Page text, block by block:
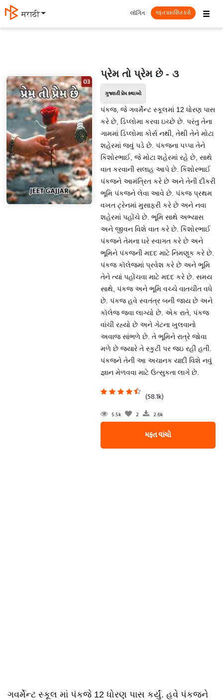
मराठी ☰
લૉગિન મફત પ્રકાશિત કરો
પ્રેમ તો પ્રેમ છે - ૩
ગુજરાતી પ્રેમ કથાઓ
પંકજ, જે ગવર્મેન્ટ સ્કૂલમાં 12 ધોરણ પાસ
કરે છે, ડિપ્લોમા કરવા ઇચ્છે છે. પરંતુ તેના
ગામમાં ડિપ્લોમા કોર્સ નથી, તેથી તેને મોટા
શહેરમાં જવું પડે છે. પંકજના પપ્પા તેને
કિશોરભાઈ, જે મોટા શહેરમાં રહે છે, સાથે
વાત કરવાની સલાહ આપે છે. કિશોરભાઈ
પંકજને આમંત્રિત કરે છે અને તેની દીકરી
ભૂમિ પંકજને લેવા આવે છે. પંકજ પ્રથમ
વખત ટ્રેનમાં મુસાફરી કરે છે અને નવા
શહેરમાં પહોંચે છે. ભૂમિ સાથે અભ્યાસ
અને જીવન વિશે વાત કરે છે. કિશોરભાઈ
પંકજને તેમના ઘરે સ્વાગત કરે છે અને
ભૂમિને પંકજની મદદ માટે નિમણૂક કરે છે.
પંકજ કૉલેજમાં પ્રવેશ કરે છે અને ભૂમિ
તેને ત્યાં પહોંચવા માટે મદદ કરે છે. સમય
સાથે, પંકજ અને ભૂમિ વચ્ચે વાતચીત વધે
છે. પંકજ હવે સ્વતંત્ર બની જાય છે અને
કૉલેજ જવા લાગ્યો છે. એક રાતે, પંકજ
વાંચી રહ્યો છે અને ગેટના ખુલવાનો
અવાજ સાંભળે છે. તે ભૂમિને રાત્રે જોવા
મળે છે જ્યારે તે સ્કુટી પર જઇ રહી હતી.
પંકજને તેની આ અચાનક યાદી વિશે નવું
જ્ઞાન મેળવવા માટે ઉત્સુકતા લાગે છે.
(58.1k)
5.5k 2 2.6k
મફત વાંચો
ગવર્મેન્ટ સ્કૂલ માં પંકજે 12 ધોરણ પાસ કર્યું. હવે પંકજને